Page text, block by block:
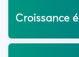
Croissance